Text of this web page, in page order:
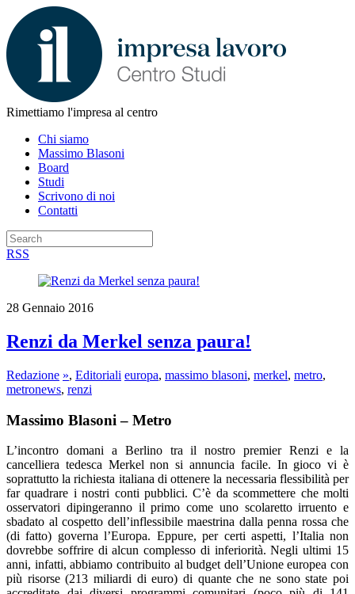
Rimettiamo l'impresa al centro
Chi siamo
Massimo Blasoni
Board
Studi
Scrivono di noi
Contatti
RSS
28 Gennaio 2016
Renzi da Merkel senza paura!
Redazione », Editoriali europa, massimo blasoni, merkel, metro,
metronews, renzi
Massimo Blasoni – Metro
L’incontro domani a Berlino tra il nostro premier Renzi e la
cancelliera tedesca Merkel non si annuncia facile. In gioco vi è
soprattutto la richiesta italiana di ottenere la necessaria flessibilità per
far quadrare i nostri conti pubblici. C’è da scommettere che molti
osservatori dipingeranno il primo come uno scolaretto irruento e
sbadato al cospetto dell’inflessibile maestrina dalla penna rossa che
(di fatto) governa l’Europa. Eppure, per certi aspetti, l’Italia non
dovrebbe soffrire di alcun complesso di inferiorità. Negli ultimi 15
anni, infatti, abbiamo contribuito al budget dell’Unione europea con
più risorse (213 miliardi di euro) di quante che ne sono state poi